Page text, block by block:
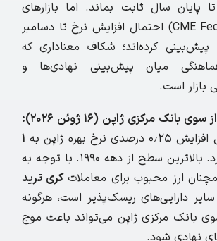
پایان سال ثابت بماند. اما بازارهای
مشتقه (CME FedWatch) احتمال افزایش نرخ تا دسامبر
پیش‌بینی کرده‌اند؛ شکاف معناداری که
میان پیش‌بینی نهادی‌ها و
بازار است.
بانک مرکزی ژاپن (۱۶ ژوئن ۲۰۲۶):
بهره ژاپن به
۱
حکایت دارد. بالاترین سطح از دهه ۱۹۹۰. با توجه به
ارز محبوب برای معاملاتکری ترید
دارایی‌های ریسک‌پذیر است، هرگونه
بانک مرکزی ژاپن می‌تواند باعث موج
نهادی شود.